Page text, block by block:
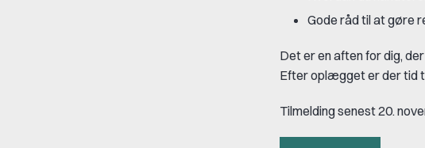
Gode råd til at gøre
Det er en aften for dig,
Efter oplægget er der tid
Tilmelding senest 20.